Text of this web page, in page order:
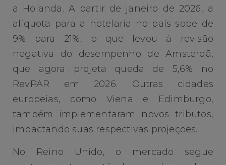
a Holanda. A partir de janeiro de 2026, a
alíquota para a hotelaria no país sobe de
9% para 21%, o que levou à revisão
negativa do desempenho de Amsterdã,
que agora projeta queda de 5,6% no
RevPAR em 2026. Outras cidades
europeias, como Viena e Edimburgo,
também implementaram novos tributos,
impactando suas respectivas projeções.
No Reino Unido, o mercado segue